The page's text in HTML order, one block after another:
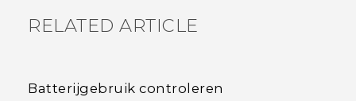
RELATED ARTICLE
Batterijgebruik controleren